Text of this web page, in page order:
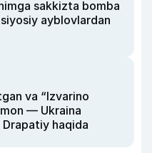
sakkizta bomba
ayblovlardan
va “Izvarino
— Ukraina
Drapatiy haqida